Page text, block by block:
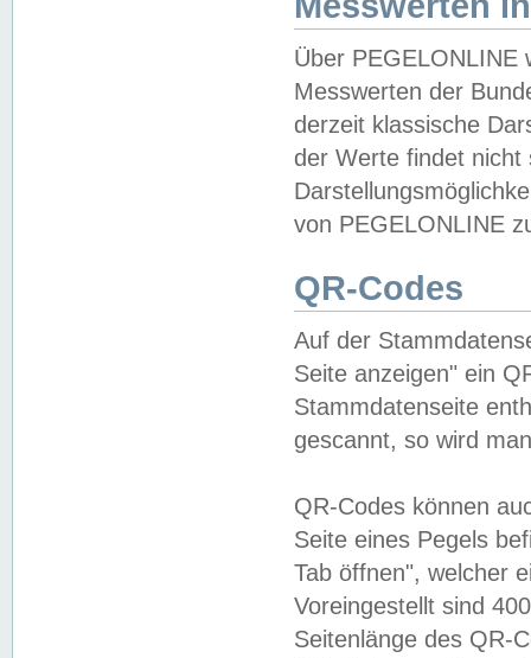
Über PEGELONLINE
Messwerten der
derzeit klassische
der Werte findet
von PEGELONLINE
QR-Codes
Auf der
Seite anzeigen" ein
Stammdatenseite
gescannt, so wird
QR-Codes können
Seite eines Pegels
Tab öffnen", welcher
Voreingestellt sind
Seitenlänge des QR-